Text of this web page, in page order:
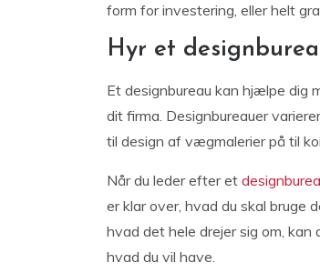
form for investering, eller helt
Hyr et
Et designbureau kan hjælpe dig
dit firma. Designbureauer
til design af vægmalerier på til
Når du leder efter et
er klar over, hvad du skal bruge
hvad det hele drejer sig om,
hvad du vil have.